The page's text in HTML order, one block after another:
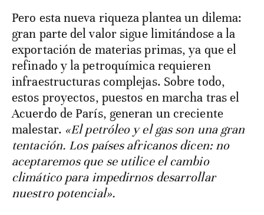
Pero esta nueva riqueza plantea un dilema:
gran parte del valor sigue limitándose a la
exportación de materias primas, ya que el
refinado y la petroquímica requieren
infraestructuras complejas. Sobre todo,
estos proyectos, puestos en marcha tras el
Acuerdo de París, generan un creciente
malestar. «El petróleo y el gas son una gran
tentación. Los países africanos dicen: no
aceptaremos que se utilice el cambio
climático para impedirnos desarrollar
nuestro potencial».